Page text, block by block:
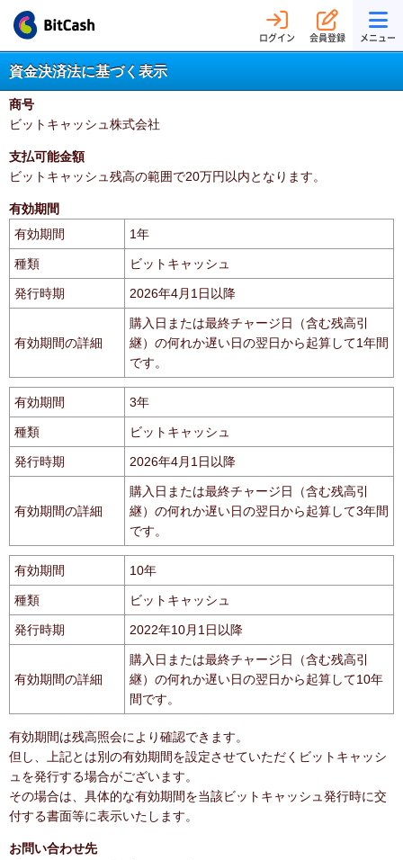
ログイン 会員登録 メニュー
資金決済法に基づく表示
商号
ビットキャッシュ株式会社
支払可能金額
ビットキャッシュ残高の範囲で20万円以内となります。
有効期間
有効期間
1年
種類 ビットキャッシュ
発行時期 2026年4月1日以降
有効期間の詳細
購入日または最終チャージ日（含む残高引
継）の何れか遅い日の翌日から起算して1年間
です。
有効期間 3年
種類 ビットキャッシュ
発行時期 2026年4月1日以降
有効期間の詳細
購入日または最終チャージ日（含む残高引
継）の何れか遅い日の翌日から起算して3年間
です。
有効期間 10年
種類 ビットキャッシュ
発行時期 2022年10月1日以降
有効期間の詳細
購入日または最終チャージ日（含む残高引
継）の何れか遅い日の翌日から起算して10年
間です。
有効期間は残高照会により確認できます。
但し、上記とは別の有効期間を設定させていただくビットキャッシ
ュを発行する場合がございます。
その場合は、具体的な有効期間を当該ビットキャッシュ発行時に交
付する書面等に表示いたします。
お問い合わせ先